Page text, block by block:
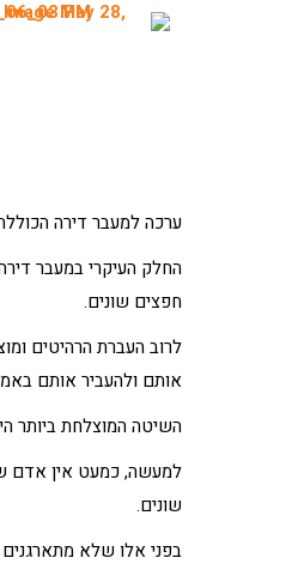
ערכה למעבר דירה
החלק העיקרי במעבר
חפצים שונים.
לרוב העברת הרהיטים
אותם ולהעביר אותם
השיטה המוצלחת ביותר
למעשה, כמעט אין אדם
שונים.
בפני אלו שלא מתארגנים